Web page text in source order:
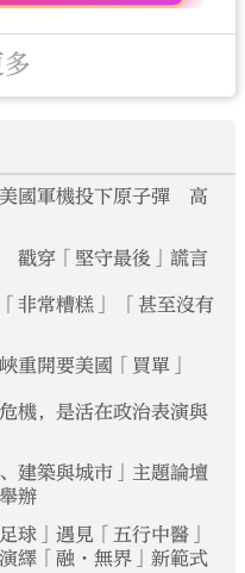
美國軍機投下原子彈 高
戳穿「堅守最後」謊言
非常糟糕」 「甚至沒有
開要美國「買單」
機，是活在政治表演與
建築與城市」主題論壇
辦
球」遇見「五行中醫」
繹「融·無界」新範式